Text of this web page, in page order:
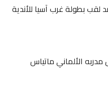
لقب بطولة غرب آسيا للأندية
مدربه الألماني ماتياس